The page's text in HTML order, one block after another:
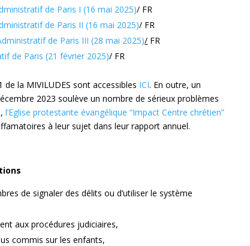
de Paris I (16 mai 2025)/ FR
de Paris II (16 mai 2025)/ FR
de Paris III (28 mai 2025)/ FR
de Paris (21 février 2025)/ FR
la MIVILUDES sont accessibles ICI. En outre, un
2023 soulève un nombre de sérieux problèmes
l’Eglise protestante évangélique “Impact Centre chrétien”
à leur sujet dans leur rapport annuel.
de signaler des délits ou d’utiliser le système
aux procédures judiciaires,
commis sur les enfants,